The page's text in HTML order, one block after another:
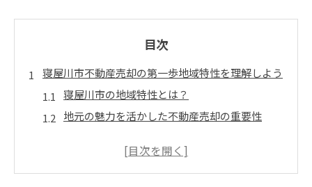
目次
寝屋川市不動産売却の第一歩地域特性を理解しよう
寝屋川市の地域特性とは？
地元の魅力を活かした不動産売却の重要性
生活利便性と寝屋川市の不動産需要